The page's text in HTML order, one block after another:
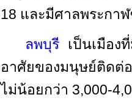
18 และมีศาลพระกา
ลพบุรี เป็นเมือง
อาศัยของมนุษย์ติดต่
ไม่น้อยกว่า 3,000-